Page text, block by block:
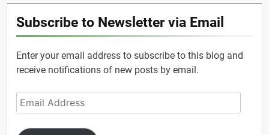
Subscribe to Newsletter via Email
Enter your email address to subscribe to this blog and
receive notifications of new posts by email.
Email
Address